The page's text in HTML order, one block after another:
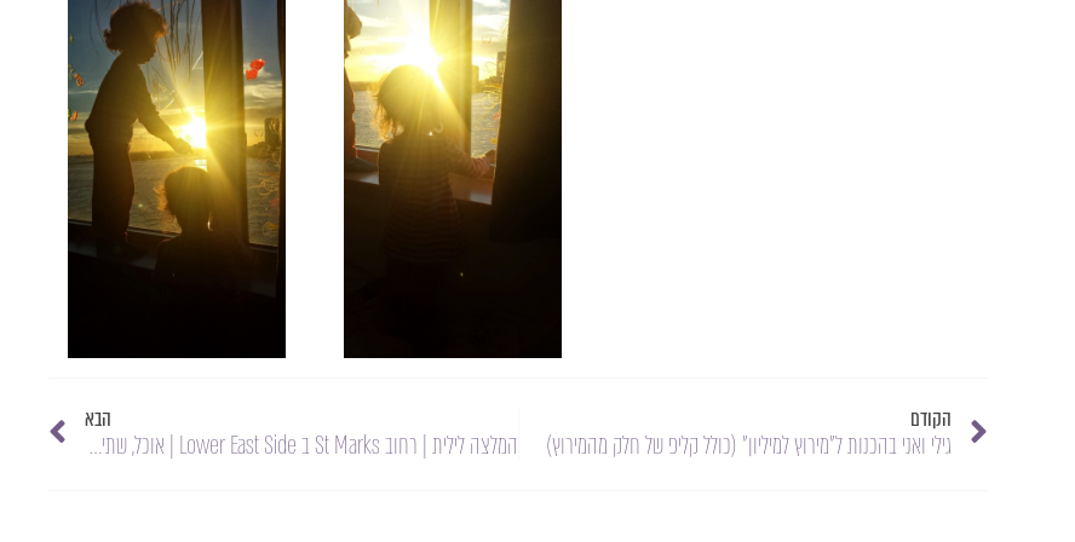
הקודם
גילי ואני בהכנות ל"מירוץ למיליון" (כולל קליפ של חלק מהמירוץ)
הבא
המלצה לילית | רחוב St Marks ב Lower East Side | אוכל, שתיה, גבר, אישה